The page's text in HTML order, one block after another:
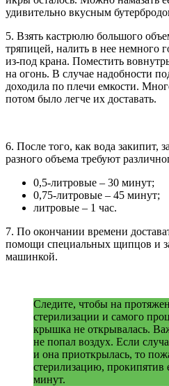
удивительно вкусным
5. Взять кастрюлю большого
тряпицей, налить в нее немного
из-под крана. Поместить
на огонь. В случае надобности
доходила по плечи емкости.
потом было легче их доставать.
6. После того, как вода закипит,
разного объема требуют
0,5-литровые – 30 минут;
0,75-литровые – 45 минут;
литровые – 1 час.
7. По окончании времени
помощи специальных щипцов и
машинкой.
Следите, чтобы на
стерилизации и самого
крышка не открывалась.
не попал воздух. Если
и она приоткрылась, то
стерилизацию, прокипятив
минут.